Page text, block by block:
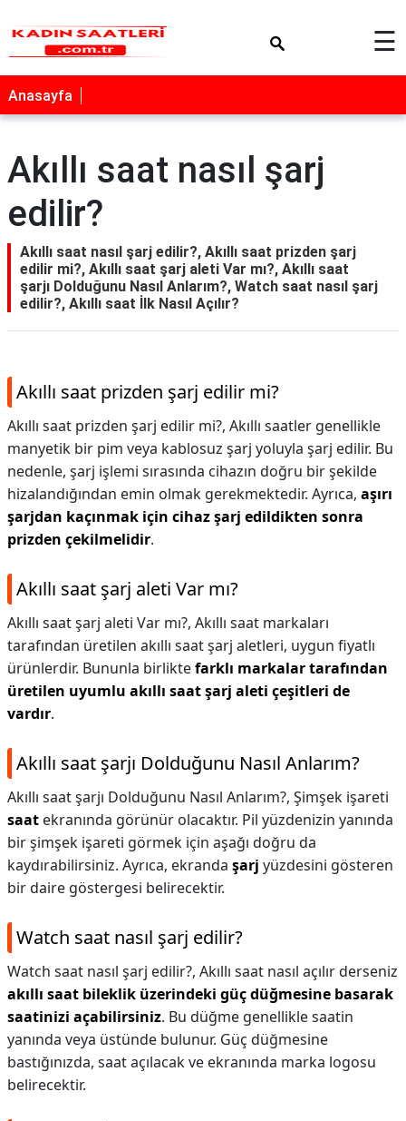
☰
Anasayfa
Akıllı saat nasıl şarj
edilir?
Akıllı saat nasıl şarj edilir?, Akıllı saat prizden şarj
edilir mi?, Akıllı saat şarj aleti Var mı?, Akıllı saat
şarjı Dolduğunu Nasıl Anlarım?, Watch saat nasıl şarj
edilir?, Akıllı saat İlk Nasıl Açılır?
Akıllı saat prizden şarj edilir mi?
Akıllı saat prizden şarj edilir mi?, Akıllı saatler genellikle
manyetik bir pim veya kablosuz şarj yoluyla şarj edilir. Bu
nedenle, şarj işlemi sırasında cihazın doğru bir şekilde
hizalandığından emin olmak gerekmektedir. Ayrıca, aşırı
şarjdan kaçınmak için cihaz şarj edildikten sonra
prizden çekilmelidir.
Akıllı saat şarj aleti Var mı?
Akıllı saat şarj aleti Var mı?, Akıllı saat markaları
tarafından üretilen akıllı saat şarj aletleri, uygun fiyatlı
ürünlerdir. Bununla birliktefarklı markalar tarafından
üretilen uyumlu akıllı saat şarj aleti çeşitleri de
vardır.
Akıllı saat şarjı Dolduğunu Nasıl Anlarım?
Akıllı saat şarjı Dolduğunu Nasıl Anlarım?, Şimşek işareti
saat ekranında görünür olacaktır. Pil yüzdenizin yanında
bir şimşek işareti görmek için aşağı doğru da
kaydırabilirsiniz. Ayrıca, ekranda şarj yüzdesini gösteren
bir daire göstergesi belirecektir.
Watch saat nasıl şarj edilir?
Watch saat nasıl şarj edilir?, Akıllı saat nasıl açılır derseniz
akıllı saat bileklik üzerindeki güç düğmesine basarak
saatinizi açabilirsiniz. Bu düğme genellikle saatin
yanında veya üstünde bulunur. Güç düğmesine
bastığınızda, saat açılacak ve ekranında marka logosu
belirecektir.